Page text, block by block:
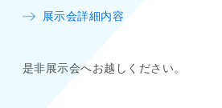
展示会詳細内容
是非展示会へお越しください。